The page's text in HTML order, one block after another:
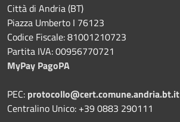
Città di Andria (BT)
Piazza Umberto I 76123
Codice Fiscale: 81001210723
Partita IVA: 00956770721
MyPay PagoPA
PEC: protocollo@cert.comune.andria.bt.it
Centralino Unico: +39 0883 290111